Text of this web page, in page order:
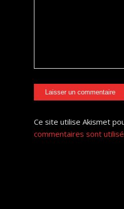
Ce site utilise Akismet
commentaires sont